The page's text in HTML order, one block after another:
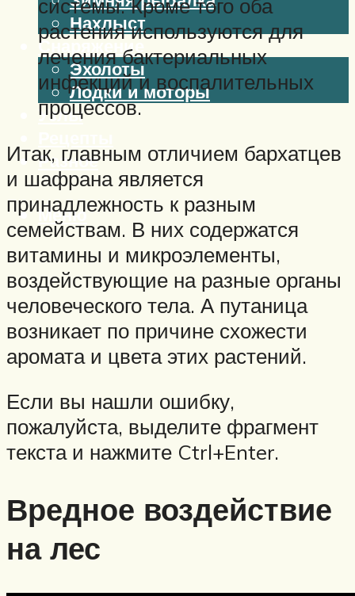
Нахлыст
Снаряжение
Эхолоты
Лодки и моторы
Узлы
Разное
Меню
системы. Кроме того оба
растения используются для
лечения бактериальных
инфекций и воспалительных
процессов.
Итак, главным отличием бархатцев
и шафрана является
принадлежность к разным
семействам. В них содержатся
витамины и микроэлементы,
воздействующие на разные органы
человеческого тела. А путаница
возникает по причине схожести
аромата и цвета этих растений.
Если вы нашли ошибку,
пожалуйста, выделите фрагмент
текста и нажмите Ctrl+Enter.
Вредное воздействие
на лес